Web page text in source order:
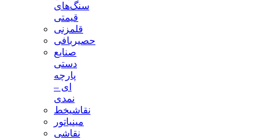
سنگ‌های
قیمتی
قلمزنی
حصیربافی
صنایع
دستی
پارچه
ای –
نمدی
نقاشیخط
مینیاتور
نقاشی